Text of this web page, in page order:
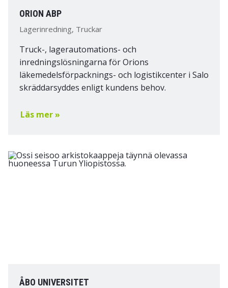
ORION ABP
Lagerinredning, Truckar
Truck-, lagerautomations- och
inredningslösningarna för Orions
läkemedelsförpacknings- och logistikcenter i Salo
skräddarsyddes enligt kundens behov.
Läs mer »
ÅBO UNIVERSITET